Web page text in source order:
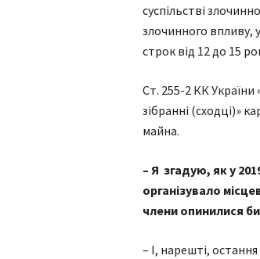
суспільстві
злочинного впливу,
строк від 12 до 15
Ст. 255-2 КК України
зібранні (сходці)»
майна.
– Я згадую, як у
організувало
члени опинилися
– І, нарешті,